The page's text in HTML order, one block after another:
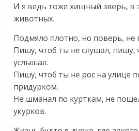
И я ведь тоже хищный зверь, в
животных.
Подмяло плотно, но поверь, не
Пишу, чтоб ты не слушал, пишу,
услышал.
Пишу, чтоб ты не рос на улице
придурком.
Не шманал по курткам, не
укурков.